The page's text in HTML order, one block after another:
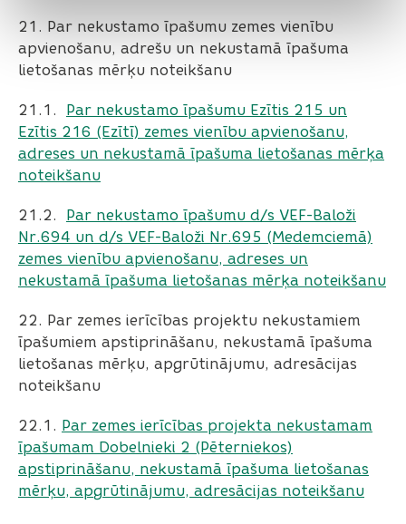
21. Par nekustamo īpašumu zemes vienību
apvienošanu, adrešu un nekustamā īpašuma
lietošanas mērķu noteikšanu
21.1. ​​​​​​​ Par nekustamo īpašumu Ezītis 215 un
Ezītis 216 (Ezītī) zemes vienību apvienošanu,
adreses un nekustamā īpašuma lietošanas mērķa
noteikšanu
21.2. ​​​​​​​ Par nekustamo īpašumu d/s VEF-Baloži
Nr.694 un d/s VEF-Baloži Nr.695 (Medemciemā)
zemes vienību apvienošanu, adreses un
nekustamā īpašuma lietošanas mērķa noteikšanu
22. Par zemes ierīcības projektu nekustamiem
īpašumiem apstiprināšanu, nekustamā īpašuma
lietošanas mērķu, apgrūtinājumu, adresācijas
noteikšanu
22.1. ​​​​​​​ Par zemes ierīcības projekta nekustamam
īpašumam Dobelnieki 2 (Pēterniekos)
apstiprināšanu, nekustamā īpašuma lietošanas
mērķu, apgrūtinājumu, adresācijas noteikšanu